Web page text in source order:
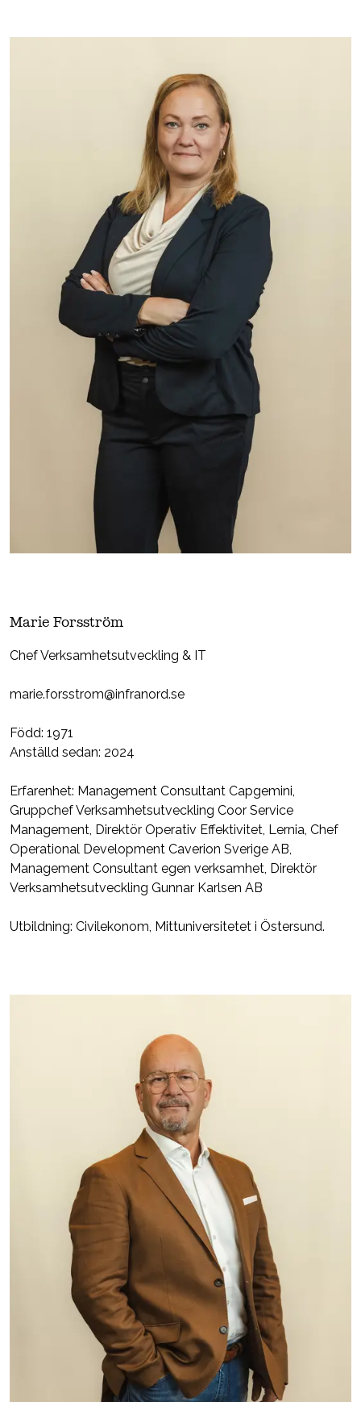
Marie Forsström
Chef Verksamhetsutveckling & IT
marie.forsstrom@infranord.se
Född: 1971
Anställd sedan: 2024
Erfarenhet: Management Consultant Capgemini,
Gruppchef Verksamhetsutveckling Coor Service
Management, Direktör Operativ Effektivitet, Lernia, Chef
Operational Development Caverion Sverige AB,
Management Consultant egen verksamhet, Direktör
Verksamhetsutveckling Gunnar Karlsen AB
Utbildning: Civilekonom, Mittuniversitetet i Östersund.